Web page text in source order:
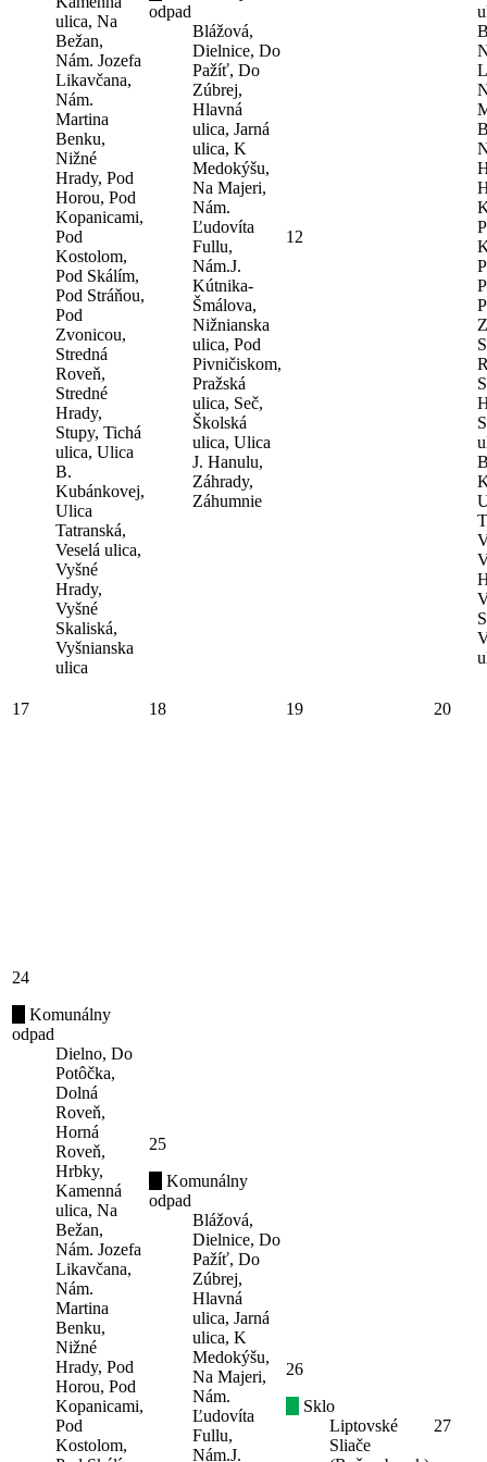
ulica, Na
Bežan,
Nám. Jozefa
Likavčana,
Nám.
Martina
Benku,
Nižné
Hrady, Pod
Horou, Pod
Kopanicami,
Pod
Kostolom,
Pod Skálím,
Pod Stráňou,
Pod
Zvonicou,
Stredná
Roveň,
Stredné
Hrady,
Stupy, Tichá
ulica, Ulica
B.
Kubánkovej,
Ulica
Tatranská,
Veselá ulica,
Vyšné
Hrady,
Vyšné
Skaliská,
Vyšnianska
ulica
odpad
Blážová,
Dielnice, Do
Pažíť, Do
Zúbrej,
Hlavná
ulica, Jarná
ulica, K
Medokýšu,
Na Majeri,
Nám.
Ľudovíta
Fullu,
Nám.J.
Kútnika-
Šmálova,
Nižnianska
ulica, Pod
Pivničiskom,
Pražská
ulica, Seč,
Školská
ulica, Ulica
J. Hanulu,
Záhrady,
Záhumnie
12
17 18 19 20
24
Komunálny
odpad
Dielno, Do
Potôčka,
Dolná
Roveň,
Horná
Roveň,
Hrbky,
Kamenná
ulica, Na
Bežan,
Nám. Jozefa
Likavčana,
Nám.
Martina
Benku,
Nižné
Hrady, Pod
Horou, Pod
Kopanicami,
Pod
Kostolom,
25
Komunálny
odpad
Blážová,
Dielnice, Do
Pažíť, Do
Zúbrej,
Hlavná
ulica, Jarná
ulica, K
Medokýšu,
Na Majeri,
Nám.
Ľudovíta
Fullu,
Nám.J.
26
Sklo
Liptovské
Sliače
27